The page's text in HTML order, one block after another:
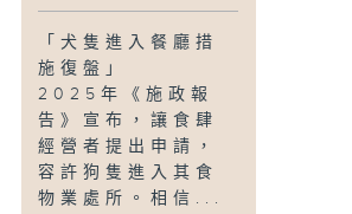
「犬隻進入餐廳措
施復盤」
2025年《施政報
告》宣布，讓食肆
經營者提出申請，
容許狗隻進入其食
物業處所。相信...